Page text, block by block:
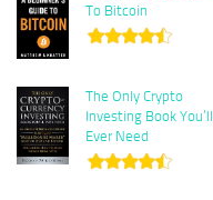
To Bitcoin
The Only Crypto
Investing Book You’ll
Ever Need